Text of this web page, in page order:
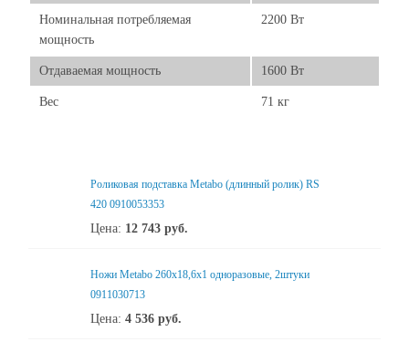
Номинальная потребляемая
мощность
2200 Вт
Отдаваемая мощность 1600 Вт
Вес 71 кг
Роликовая подставка Metabo (длинный ролик) RS
420 0910053353
Цена: 12 743 руб.
Ножи Metabo 260х18,6х1 одноразовые, 2штуки
0911030713
Цена: 4 536 руб.